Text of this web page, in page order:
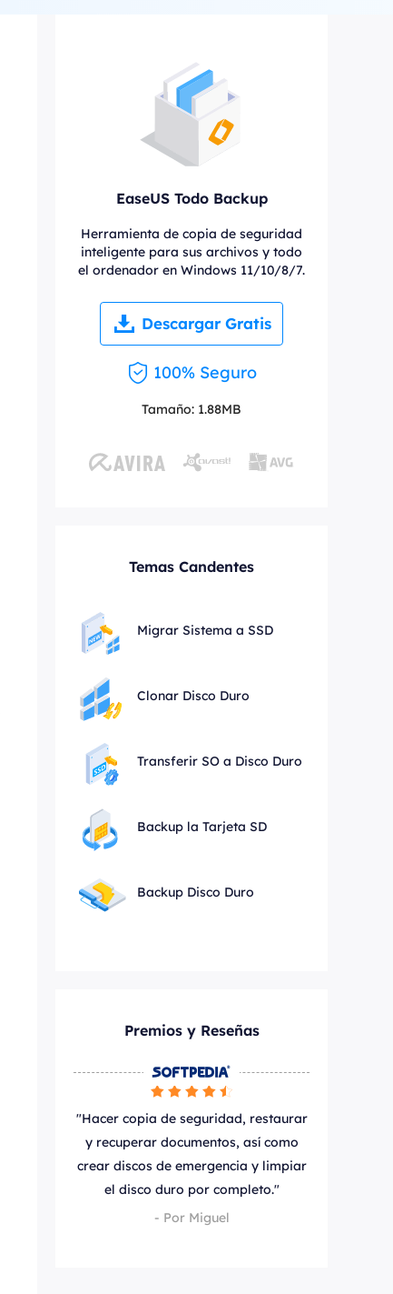
Video Downloader
Descargador de vídeo/audio online.
Video Converter
Convertidor de video y audio.
Herramientas de Audio
EaseUS VoiceWave
Modulador de voz en tiempo real.
Eliminador de voces online gratis.
Ringtone Editor
Creador de tonos de llamada.
EaseUS Todo Backup
Herramienta de copia de seguridad
inteligente para sus archivos y todo
el ordenador en Windows 11/10/8/7.
Descargar Gratis
100% Seguro
Tamaño: 1.88MB
Temas Candentes
Migrar Sistema a SSD
Clonar Disco Duro
Transferir SO a Disco Duro
Backup la Tarjeta SD
Backup Disco Duro
Premios y Reseñas

    
"Hacer copia de seguridad, restaurar
y recuperar documentos, así como
crear discos de emergencia y limpiar
el disco duro por completo."
- Por Miguel